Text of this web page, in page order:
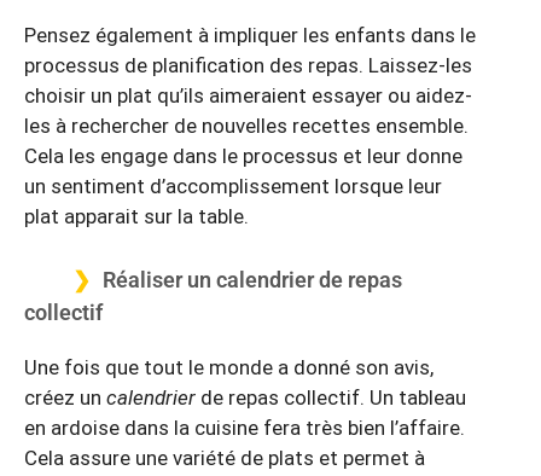
Pensez également à impliquer les enfants dans le
processus de planification des repas. Laissez-les
choisir un plat qu’ils aimeraient essayer ou aidez-
les à rechercher de nouvelles recettes ensemble.
Cela les engage dans le processus et leur donne
un sentiment d’accomplissement lorsque leur
plat apparait sur la table.
Réaliser un calendrier de repas
collectif
Une fois que tout le monde a donné son avis,
créez un calendrier de repas collectif. Un tableau
en ardoise dans la cuisine fera très bien l’affaire.
Cela assure une variété de plats et permet à